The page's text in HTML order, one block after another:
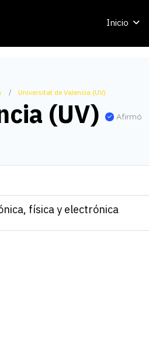
Inicio
Universitat de Valencia (UV)
(UV) Afirmó
física y electrónica